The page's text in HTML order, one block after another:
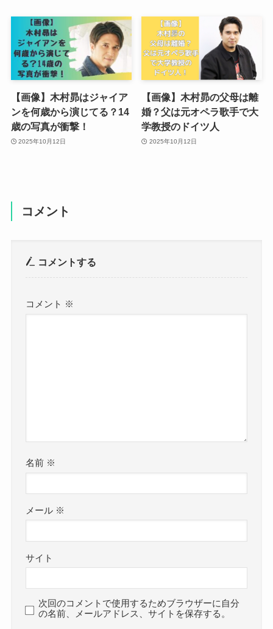
【画像】木村昴はジャイア
ンを何歳から演じてる？14
歳の写真が衝撃！
2025年10月12日
【画像】木村昴の父母は離
婚？父は元オペラ歌手で大
学教授のドイツ人
2025年10月12日
コメント
コメントする
コメント ※
名前 ※
メール ※
サイト
次回のコメントで使用するためブラウザーに自分
の名前、メールアドレス、サイトを保存する。